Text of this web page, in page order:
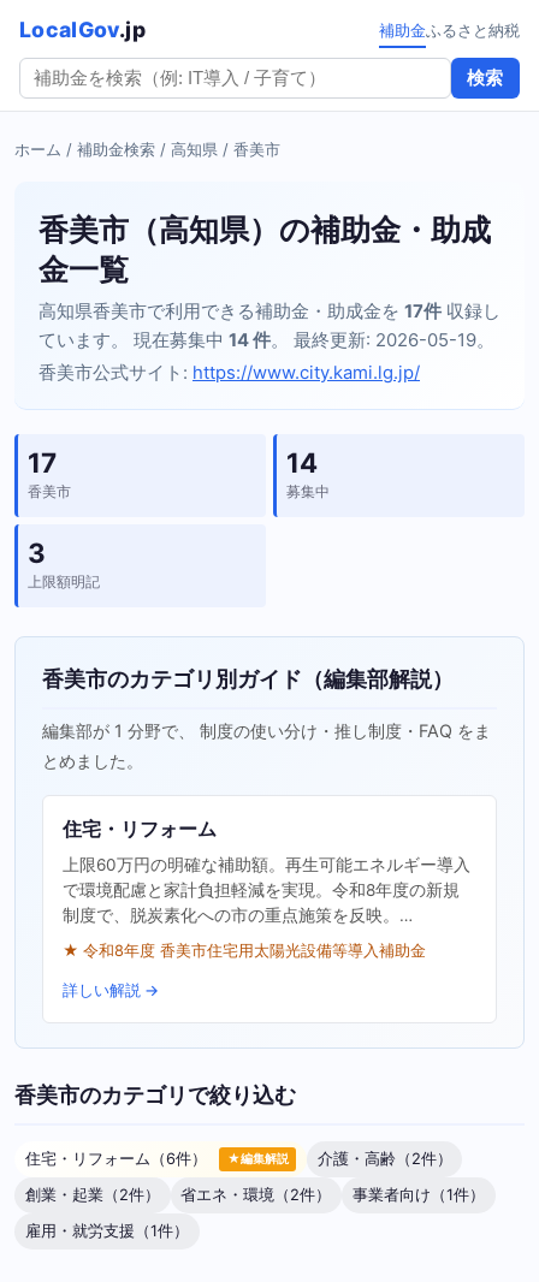
LocalGov.jp
検索
補助金ふるさと納税
ホーム / 補助金検索 / 高知県 / 香美市
香美市（高知県）の補助金・助成
金一覧
高知県香美市で利用できる補助金・助成金を 17件 収録し
ています。 現在募集中 14 件。 最終更新: 2026-05-19。
香美市公式サイト: https://www.city.kami.lg.jp/
17
香美市
14
募集中
3
上限額明記
香美市のカテゴリ別ガイド（編集部解説）
編集部が 1 分野で、 制度の使い分け・推し制度・FAQ をま
とめました。
住宅・リフォーム
上限60万円の明確な補助額。再生可能エネルギー導入
で環境配慮と家計負担軽減を実現。令和8年度の新規
制度で、脱炭素化への市の重点施策を反映。…
★ 令和8年度 香美市住宅用太陽光設備等導入補助金
詳しい解説 →
香美市のカテゴリで絞り込む
住宅・リフォーム（6件） ★編集解説
介護・高齢（2件）
創業・起業（2件）
省エネ・環境（2件）
事業者向け（1件）
雇用・就労支援（1件）